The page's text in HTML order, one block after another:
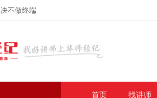
决不做终端
首页 找讲师